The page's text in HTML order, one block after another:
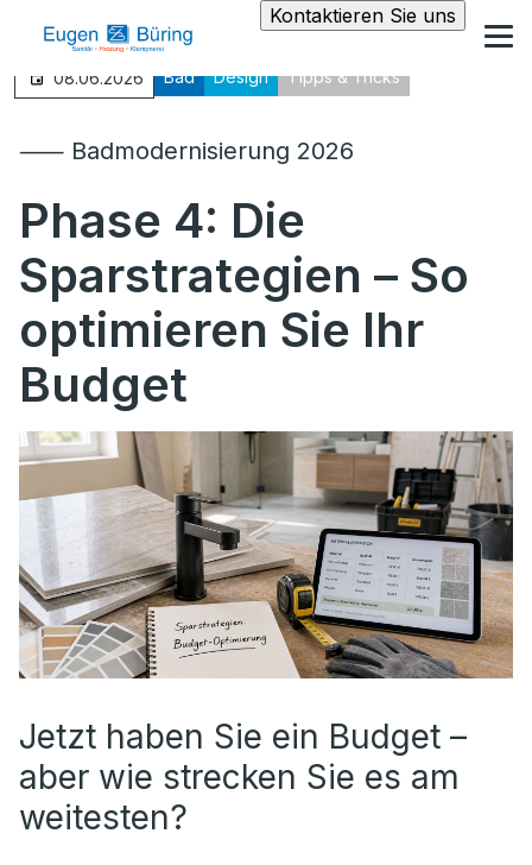
Kontaktieren Sie uns
08.06.2026 Bad Design Tipps & Tricks
⸺ Badmodernisierung 2026
Phase 4: Die
Sparstrategien – So
optimieren Sie Ihr
Budget
Jetzt haben Sie ein Budget –
aber wie strecken Sie es am
weitesten?